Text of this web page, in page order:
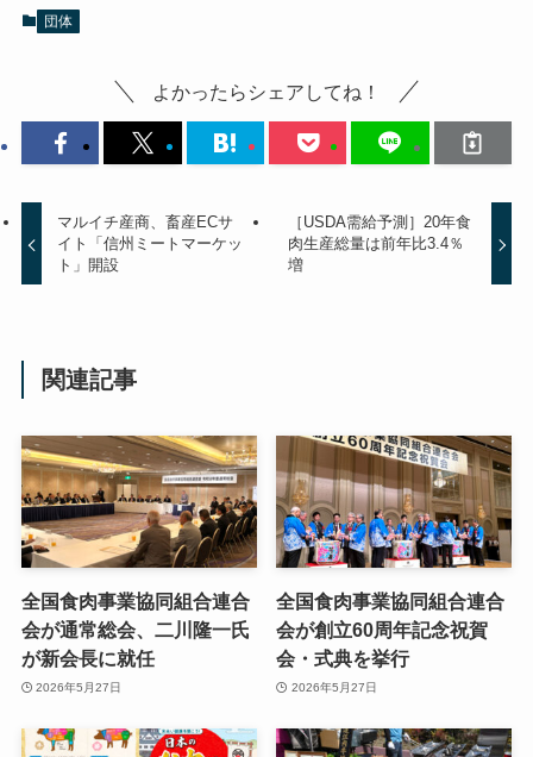
団体
よかったらシェアしてね！
マルイチ産商、畜産ECサ
イト「信州ミートマーケッ
ト」開設
［USDA需給予測］20年食
肉生産総量は前年比3.4％
増
関連記事
全国食肉事業協同組合連合
会が通常総会、二川隆一氏
が新会長に就任
2026年5月27日
全国食肉事業協同組合連合
会が創立60周年記念祝賀
会・式典を挙行
2026年5月27日